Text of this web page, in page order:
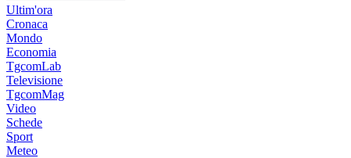
Ultim'ora
Cronaca
Mondo
Economia
TgcomLab
Televisione
TgcomMag
Video
Schede
Sport
Meteo